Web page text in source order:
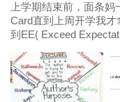
上学期结束前，面条
Card直到上周开学我
到EE( Exceed